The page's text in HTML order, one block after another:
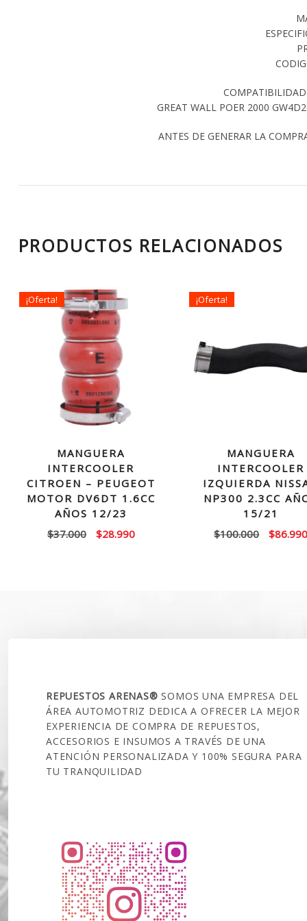
COMPATIBILIDAD
GREAT WALL POER 2000
ANTES DE GENERAR LA
PRODUCTOS RELACIONADOS
¡Oferta!
MANGUERA
INTERCOOLER
CITROEN – PEUGEOT
MOTOR DV6DT 1.6CC
AÑOS 12/23
$37.000
El
$28.990El
¡Oferta!
MANGUERA
INTERCOOLER
IZQUIERDA
NP300 2.3CC
15/21
$100.000
El
$
REPUESTOS ARENAS®SOMOS UNA EMPRESA DEL
ÁREA AUTOMOTRIZ DEDICA A OFRECER LA MEJOR
EXPERIENCIA DE COMPRA DE REPUESTOS,
ACCESORIOS E INSUMOS A TRAVÉS DE UNA
ATENCIÓN PERSONALIZADA Y 100% SEGURA PARA
TU TRANQUILIDAD